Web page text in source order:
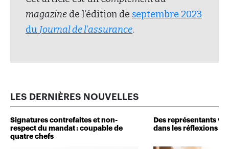
magazine de l'édition de septembre 2023
du Journal de l'assurance.
LES DERNIÈRES NOUVELLES
Signatures contrefaites et non-
respect du mandat : coupable de
quatre chefs
Des représentants
dans les réflexions de